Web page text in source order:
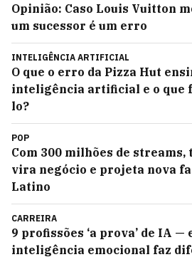
Opinião: Caso Louis Vuitton
um sucessor é um erro
INTELIGÊNCIA ARTIFICIAL
O que o erro da Pizza Hut
inteligência artificial e o que
lo?
POP
Com 300 milhões de
vira negócio e projeta nova
Latino
CARREIRA
9 profissões ‘a prova’ de IA —
inteligência emocional faz